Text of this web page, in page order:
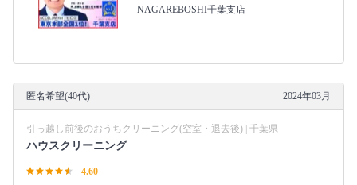
NAGAREBOSHI千葉支店
匿名希望(40代) 2024年03月
引っ越し前後のおうちクリーニング(空室・退去後) | 千葉県
ハウスクリーニング
4.60